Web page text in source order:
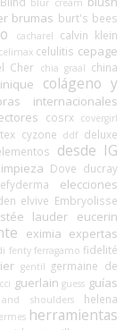
blur cream
brumas burt's bees
cacharel
calvin klein
celimax celulitis cepage
Cher chia graal china
colágeno y
internacionales
cosrx covergirl
cyzone ddf deluxe
desde IG
Dove ducray
efyderma elecciones
elvive Embryolisse
lauder eucerin
eximia expertas
fenty ferragamo fidelité
gentil germaine de
guerlain guess guías
shoulders
helena
herramientas